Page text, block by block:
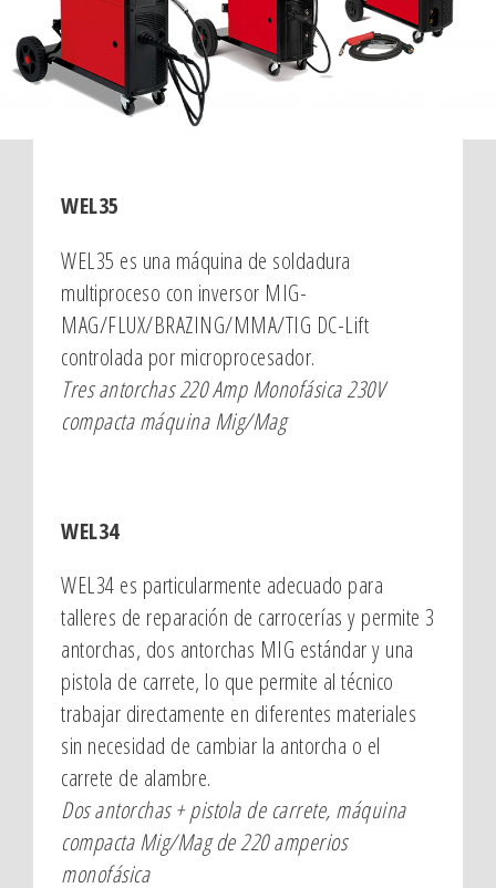
WEL35
WEL35 es una máquina de soldadura
multiproceso con inversor MIG-
MAG/FLUX/BRAZING/MMA/TIG DC-Lift
controlada por microprocesador.
Tres antorchas 220 Amp Monofásica 230V
compacta máquina Mig/Mag
WEL34
WEL34 es particularmente adecuado para
talleres de reparación de carrocerías y permite 3
antorchas, dos antorchas MIG estándar y una
pistola de carrete, lo que permite al técnico
trabajar directamente en diferentes materiales
sin necesidad de cambiar la antorcha o el
carrete de alambre.
Dos antorchas + pistola de carrete, máquina
compacta Mig/Mag de 220 amperios
monofásica